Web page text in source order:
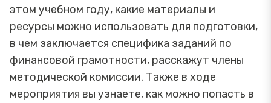
этом учебном году, какие материалы и
ресурсы можно использовать для подготовки,
в чем заключается специфика заданий по
финансовой грамотности, расскажут члены
методической комиссии. Также в ходе
мероприятия вы узнаете, как можно попасть в